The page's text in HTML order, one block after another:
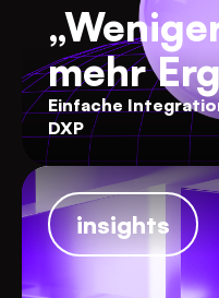
mehr
Einfache
DXP
insights